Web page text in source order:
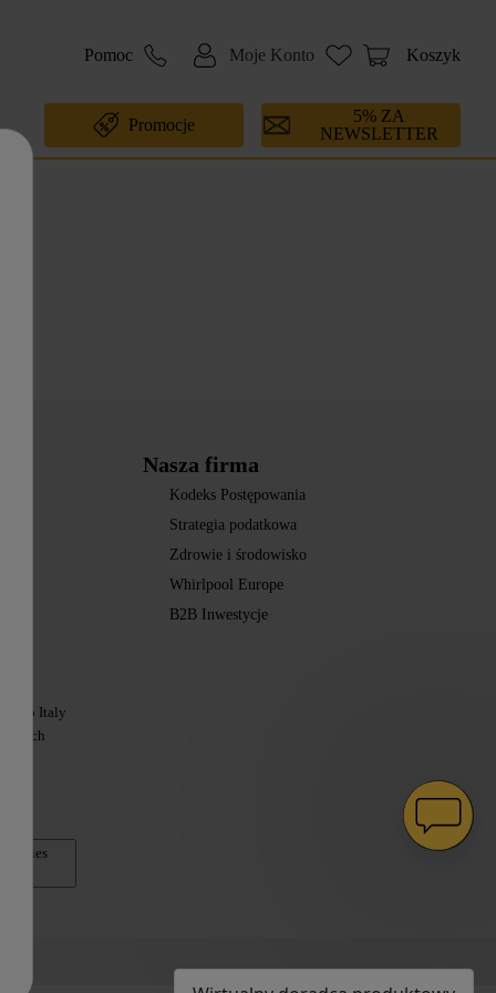
Pomoc Moje Konto Koszyk
Promocje
5% ZA
NEWSLETTER
Beko Italy
Nasza firma
Kodeks Postępowania
Strategia podatkowa
Zdrowie i środowisko
Whirlpool Europe
B2B Inwestycje